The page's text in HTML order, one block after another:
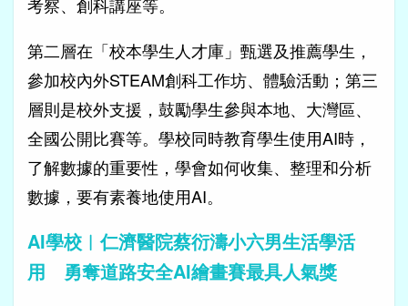
第二層在「校本學生人才庫」甄選及推薦學生，
參加校內外STEAM創科工作坊、體驗活動；第三
層則是校外支援，鼓勵學生參與本地、大灣區、
全國公開比賽等。學校同時教育學生使用AI時，
了解數據的重要性，學會如何收集、整理和分析
數據，要有素養地使用AI。
AI學校︱仁濟醫院蔡衍濤小六男生活學活
用 勇奪道路安全AI繪畫賽最具人氣獎